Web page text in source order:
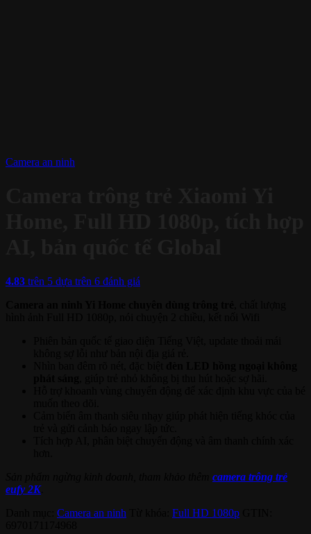
Camera an ninh
4.83 trên 5 dựa trên 6 đánh giá
camera trông trẻ
eufy 2K.
Camera an ninh Full HD 1080p